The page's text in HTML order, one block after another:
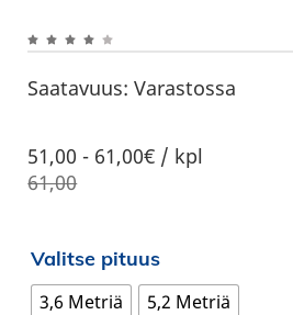
Saatavuus: Varastossa
51,00 - 61,00€ / kpl
61,00
Valitse pituus
3,6 Metriä 5,2 Metriä